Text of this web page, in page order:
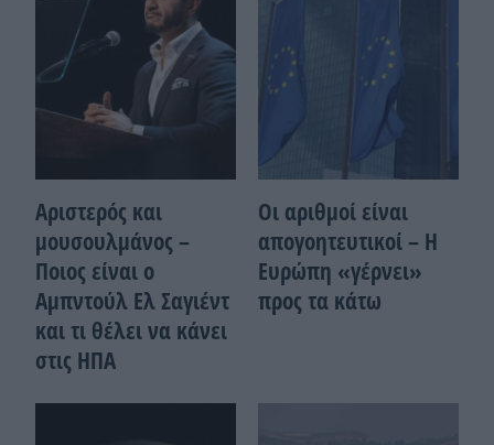
Αριστερός και
μουσουλμάνος –
Ποιoς είναι ο
Αμπντούλ Ελ Σαγιέντ
και τι θέλει να κάνει
στις ΗΠΑ
Οι αριθμοί είναι
απογοητευτικοί – Η
Ευρώπη «γέρνει»
προς τα κάτω